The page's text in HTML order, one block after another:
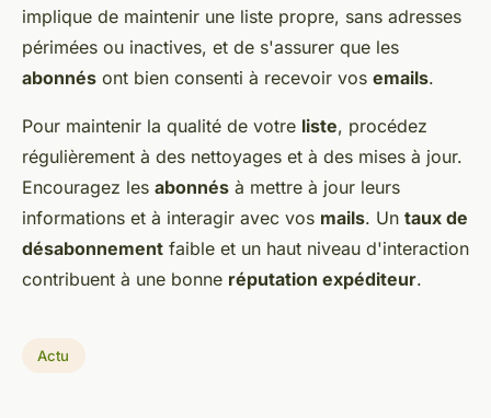
implique de maintenir une liste propre, sans adresses
périmées ou inactives, et de s'assurer que les
abonnés ont bien consenti à recevoir vos emails.
Pour maintenir la qualité de votre liste, procédez
régulièrement à des nettoyages et à des mises à jour.
Encouragez les abonnés à mettre à jour leurs
informations et à interagir avec vos mails. Un taux de
désabonnement faible et un haut niveau d'interaction
contribuent à une bonne réputation expéditeur.
Actu